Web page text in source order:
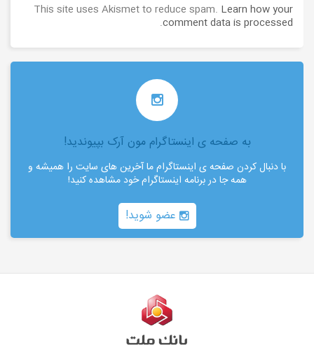
This site uses Akismet to reduce spam. Learn how your
comment data is processed
.
به صفحه ی اینستاگرام مون آرک بپیوندید!
با دنبال کردن صفحه ی اینستاگرام ما آخرین های سایت را همیشه و
همه جا در برنامه اینستاگرام خود مشاهده کنید!
عضو شوید!